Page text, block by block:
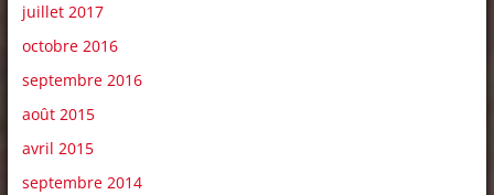
juillet 2017
octobre 2016
septembre 2016
août 2015
avril 2015
septembre 2014